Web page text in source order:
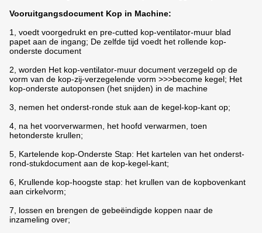
Vooruitgangsdocument Kop in Machine:
1, voedt voorgedrukt en pre-cutted kop-ventilator-muur blad
papet aan de ingang; De zelfde tijd voedt het rollende kop-
onderste document
2, worden Het kop-ventilator-muur document verzegeld op de
vorm van de kop-zij-verzegelende vorm >>>become kegel; Het
kop-onderste autoponsen (het snijden) in de machine
3, nemen het onderst-ronde stuk aan de kegel-kop-kant op;
4, na het voorverwarmen, het hoofd verwarmen, toen
hetonderste krullen;
5, Kartelende kop-Onderste Stap: Het kartelen van het onderst-
rond-stukdocument aan de kop-kegel-kant;
6, Krullende kop-hoogste stap: het krullen van de kopbovenkant
aan cirkelvorm;
7, lossen en brengen de gebeëindigde koppen naar de
inzameling over;